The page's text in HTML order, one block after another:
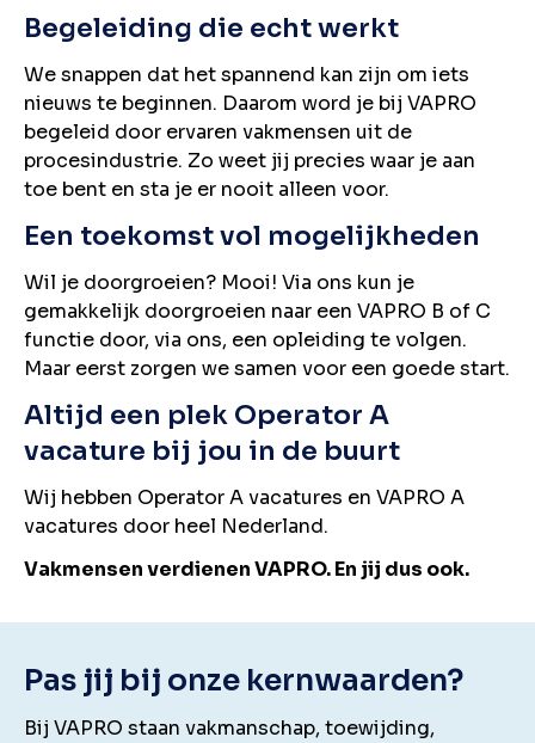
Begeleiding die echt werkt
We snappen dat het spannend kan zijn om iets
nieuws te beginnen. Daarom word je bij VAPRO
begeleid door ervaren vakmensen uit de
procesindustrie. Zo weet jij precies waar je aan
toe bent en sta je er nooit alleen voor.
Een toekomst vol mogelijkheden
Wil je doorgroeien? Mooi! Via ons kun je
gemakkelijk doorgroeien naar een VAPRO B of C
functie door, via ons, een opleiding te volgen.
Maar eerst zorgen we samen voor een goede start.
Altijd een plek Operator A
vacature bij jou in de buurt
Wij hebben Operator A vacatures en VAPRO A
vacatures door heel Nederland.
Vakmensen verdienen VAPRO. En jij dus ook.
Pas jij bij onze kernwaarden?
Bij VAPRO staan vakmanschap, toewijding,